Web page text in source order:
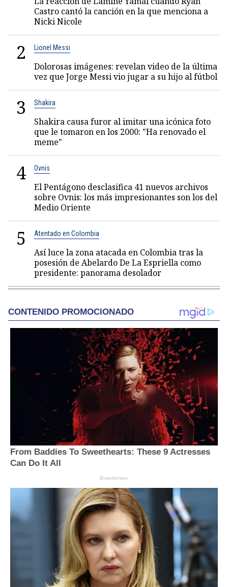
Castro cantó la canción en la que menciona a
Nicki Nicole
2 Lionel Messi
Dolorosas imágenes: revelan video de la última
vez que Jorge Messi vio jugar a su hijo al fútbol
3 Shakira
Shakira causa furor al imitar una icónica foto
que le tomaron en los 2000: "Ha renovado el
meme"
4 Ovnis
El Pentágono desclasifica 41 nuevos archivos
sobre Ovnis: los más impresionantes son los del
Medio Oriente
5 Atentado en Colombia
Así luce la zona atacada en Colombia tras la
posesión de Abelardo De La Espriella como
presidente: panorama desolador